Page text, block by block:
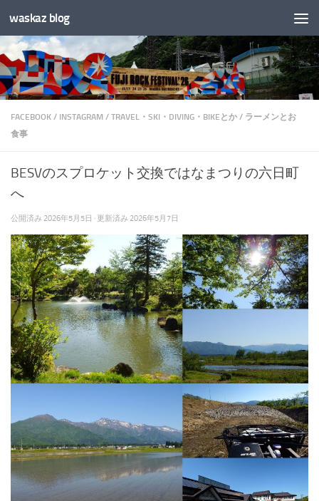
コンテンツへスキップ
waskaz blog
FACEBOOK / INSTAGRAM / TRAVEL・SKI・DIVING・BIKEとか / ラーメンとお
食事
BESVのスプロケット交換ではなまつりの六日町
へ
公開済み 2026年5月5日 · 更新済み 2026年5月7日